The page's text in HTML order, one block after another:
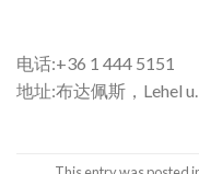
电话:+36 1 444 5151
地址:布达佩斯，Lehel